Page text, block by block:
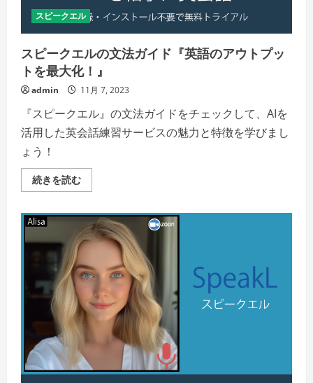
スピークエル
スピークエルの文法ガイド『英語のアウトプッ
トを最大化！』
admin 11月 7, 2023
『スピークエル』の文法ガイドをチェックして、AIを
活用した英会話練習サービスの魅力と特徴を学びまし
ょう！
続きを読むス
ピ
エ
ル
の
文
ガ
イ
ド
『英
語
の
ア
ト
プ
ッ
ト